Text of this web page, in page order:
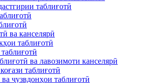
таблиғотӣ
ва канселярӣ
таблиғотӣ
ва лавозимоти канселярӣ
таблиғотӣ
ҷузвдонҳои таблиғотӣ